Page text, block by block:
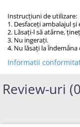
Instrucțiuni de utilizare:
1. Desfaceți ambalajul
2. Lăsați-l să atârne,
3. Nu ingerați.
4. Nu lăsați la îndemâna
Informatii
Review-uri